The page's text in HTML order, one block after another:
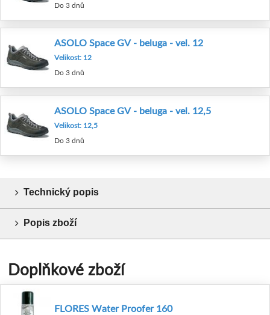
Do 3 dnů
ASOLO Space GV - beluga - vel. 12
Velikost: 12
Do 3 dnů
ASOLO Space GV - beluga - vel. 12,5
Velikost: 12,5
Do 3 dnů
Technický popis
Popis zboží
Doplňkové zboží
FLORES Water Proofer 160